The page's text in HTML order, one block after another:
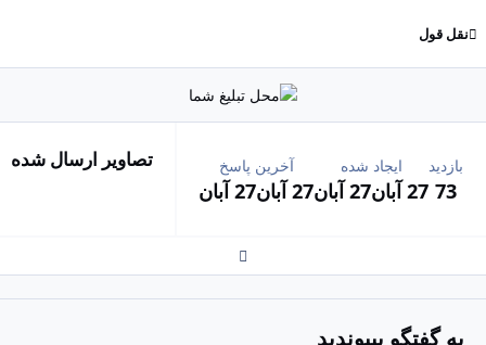
نقل قول
بازدید
73
ایجاد شده
27 آبان 27 آبان
آخرین پاسخ
27 آبان 27 آبان
تصاویر ارسال شده
Expand topic overview
به گفتگو بپیوندید